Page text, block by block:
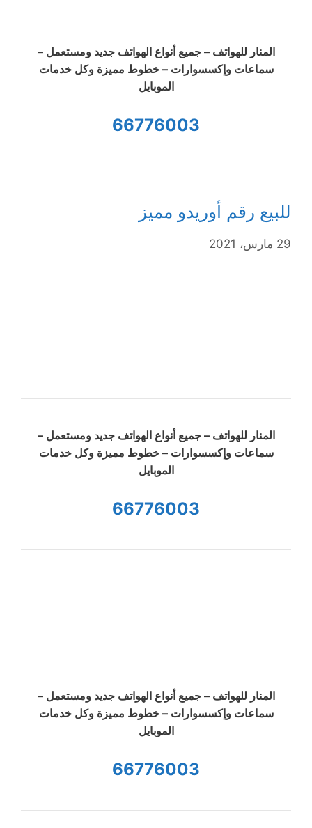
المنار للهواتف – جميع أنواع الهواتف جديد ومستعمل –
سماعات وإكسسوارات – خطوط مميزة وكل خدمات
الموبايل
66776003
للبيع رقم أوريدو مميز
29 مارس، 2021
المنار للهواتف – جميع أنواع الهواتف جديد ومستعمل –
سماعات وإكسسوارات – خطوط مميزة وكل خدمات
الموبايل
66776003
المنار للهواتف – جميع أنواع الهواتف جديد ومستعمل –
سماعات وإكسسوارات – خطوط مميزة وكل خدمات
الموبايل
66776003